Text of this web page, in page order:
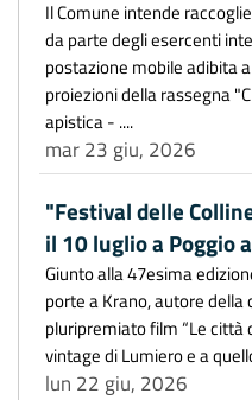
Il Comune intende
da parte degli esercenti
postazione mobile adibita
proiezioni della rassegna
apistica - ....
mar 23 giu, 2026
"Festival delle
il 10 luglio a Poggio
Giunto alla 47esima
porte a Krano, autore della
pluripremiato film “Le città
vintage di Lumiero e a
lun 22 giu, 2026